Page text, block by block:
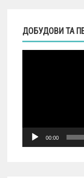
ДОБУДОВИ ТА
00:00